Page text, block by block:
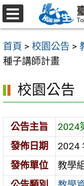
跳
至
要
內
區
首頁 > 校園公告 >
種子講師計畫
校園公告
公告主旨
2024
發佈日期
2024
發佈單位
教學組
選
單